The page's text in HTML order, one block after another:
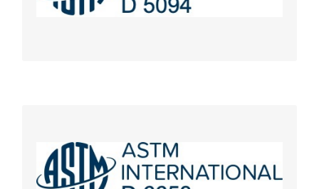
https://youtu.be/MilhBIs8GfI
Méthodes d’essai standard pour déterminer les
effets de l’altitude élevée sur les systèmes
d’emballage par méthode sous vide